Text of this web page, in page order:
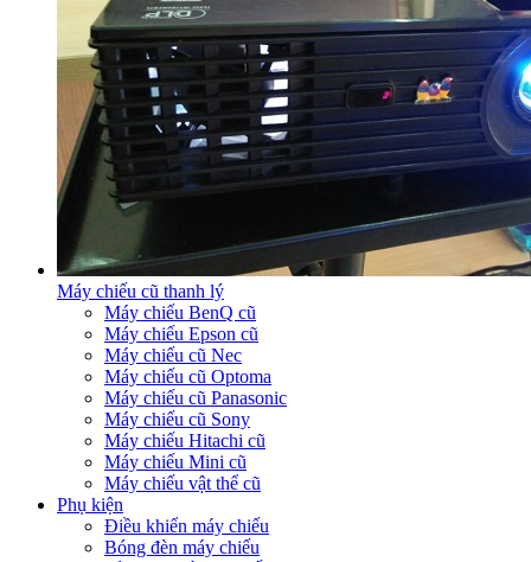
Máy chiếu cũ thanh lý
Máy chiếu BenQ cũ
Máy chiếu Epson cũ
Máy chiếu cũ Nec
Máy chiếu cũ Optoma
Máy chiếu cũ Panasonic
Máy chiếu cũ Sony
Máy chiếu Hitachi cũ
Máy chiếu Mini cũ
Máy chiếu vật thể cũ
Phụ kiện
Điều khiển máy chiếu
Bóng đèn máy chiếu